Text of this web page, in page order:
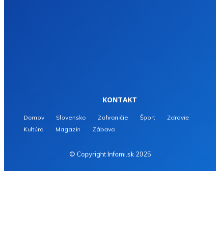
KONTAKT
Domov Slovensko Zahraničie Šport
Zdravie
Kultúra
Magazín Zábava
© Copyright Infomi.sk 2025